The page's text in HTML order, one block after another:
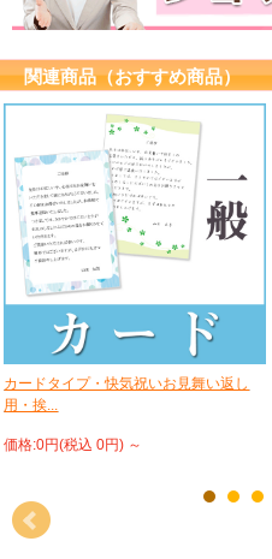
関連商品（おすすめ商品）
カードタイプ・快気祝いお見舞い返し
用・挨...
価格:0円(税込 0円) ～